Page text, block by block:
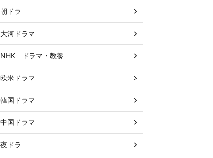
朝ドラ
大河ドラマ
NHK ドラマ・教養
欧米ドラマ
韓国ドラマ
中国ドラマ
夜ドラ